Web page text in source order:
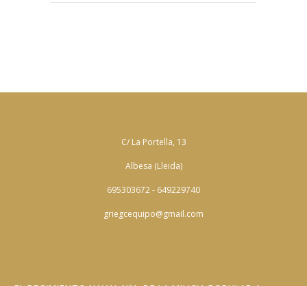
C/ La Portella, 13
Albesa (Lleida)
695303672 - 649229740
griegcequipo@gmail.com